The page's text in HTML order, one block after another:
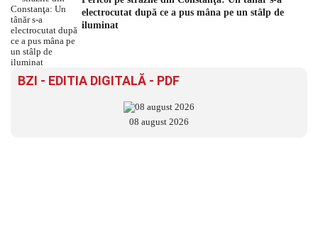
electrocutat după ce a pus mâna pe un stâlp de
iluminat
BZI - EDITIA DIGITALĂ - PDF
08 august 2026